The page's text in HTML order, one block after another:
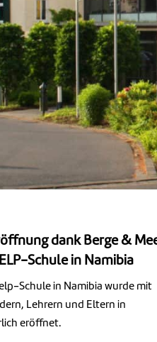
dank Berge &
Schule in Namibia
Schule in Namibia wurde mit
Lehrern und Eltern in
eröffnet.